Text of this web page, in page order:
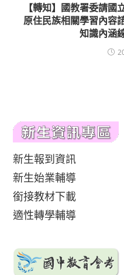
【轉知】國教署委請
原住民族相關學習內容
知識內涵
新生報到資訊
新生始業輔導
銜接教材下載
適性轉學輔導